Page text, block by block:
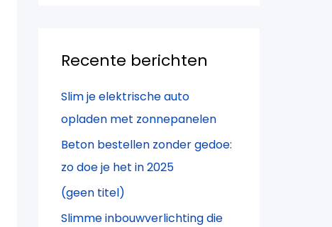
n
a
r
:
Recente berichten
Slim je elektrische auto
opladen met zonnepanelen
Beton bestellen zonder gedoe:
zo doe je het in 2025
(geen titel)
Slimme inbouwverlichting die